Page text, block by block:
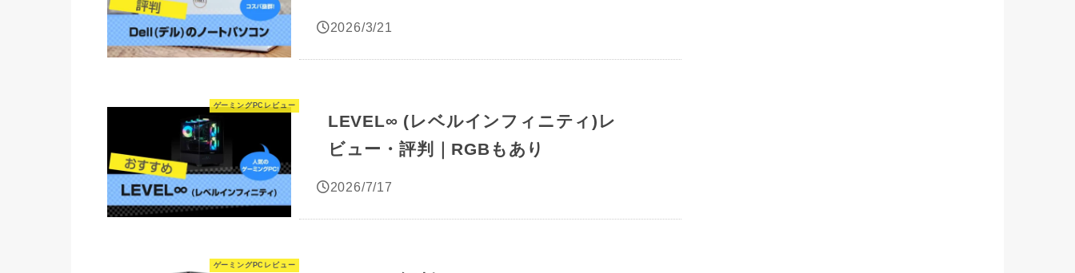
2026/3/21
ゲーミングPCレビュー
LEVEL∞ (レベルインフィニティ)レ
ビュー・評判｜RGBもあり
2026/7/17
ゲーミングPCレビュー